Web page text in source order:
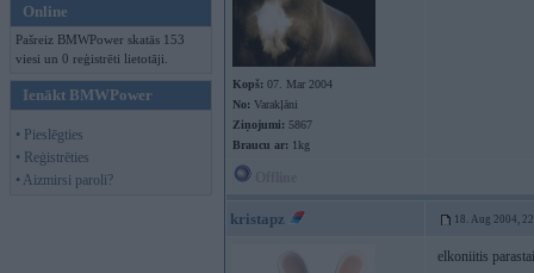
Online
Pašreiz BMWPower skatās 153
viesi un 0 reģistrēti lietotāji.
Ienākt BMWPower
• Pieslēgties
• Reģistrēties
• Aizmirsi paroli?
Kopš: 07. Mar 2004
No: Varakļāni
Ziņojumi: 5867
Braucu ar: 1kg
kristapz 18. Aug 2004,
elkoniitis